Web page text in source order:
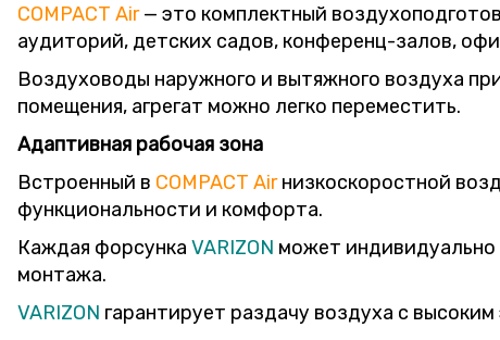
COMPACT Air— это комплектный
аудиторий, детских садов, конференц-залов,
Воздуховоды наружного и вытяжного воздуха
помещения, агрегат можно легко переместить.
Адаптивная рабочая зона
Встроенный в COMPACT Airнизкоскоростной
функциональности и комфорта.
Каждая форсунка VARIZON может индивидуально
монтажа.
VARIZON гарантирует раздачу воздуха с